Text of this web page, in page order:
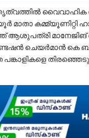
വൈവാഹിക
കമ്മ്യൂണിറ്റി
ആശുപത്രി
ചെയർമാൻ കെ